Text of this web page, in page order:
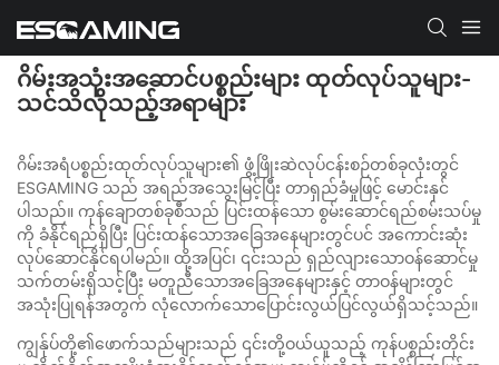
ဂိမ်းအသုံးအဆောင်ပစ္စည်းများ ထုတ်လုပ်သူများ-
သင်သိလိုသည့်အရာများ
ဂိမ်းအရံပစ္စည်းထုတ်လုပ်သူများ၏ ဖွံ့ဖြိုးဆဲလုပ်ငန်းစဉ်တစ်ခုလုံးတွင်
ESGAMING သည် အရည်အသွေးမြင့်ပြီး တာရှည်ခံမှုဖြင့် မောင်းနှင်
ပါသည်။ ကုန်ချောတစ်ခုစီသည် ပြင်းထန်သော စွမ်းဆောင်ရည်စမ်းသပ်မှု
ကို ခံနိုင်ရည်ရှိပြီး ပြင်းထန်သောအခြေအနေများတွင်ပင် အကောင်းဆုံး
လုပ်ဆောင်နိုင်ရပါမည်။ ထို့အပြင်၊ ၎င်းသည် ရှည်လျားသောဝန်ဆောင်မှု
သက်တမ်းရှိသင့်ပြီး မတူညီသောအခြေအနေများနှင့် တာဝန်များတွင်
အသုံးပြုရန်အတွက် လုံလောက်သောပြောင်းလွယ်ပြင်လွယ်ရှိသင့်သည်။
ကျွန်ုပ်တို့၏ဖောက်သည်များသည် ၎င်းတို့ဝယ်ယူသည့် ကုန်ပစ္စည်းတိုင်း